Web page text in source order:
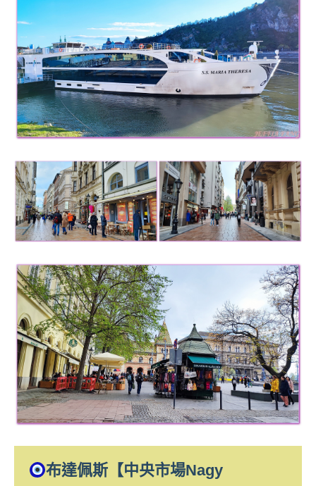
動
持、
學
校
企
業
講
部
落
客
及
旅
雜
誌
專
欄、
觀
光
局
合
作
達
象。
布達佩斯【中央市場Nagy